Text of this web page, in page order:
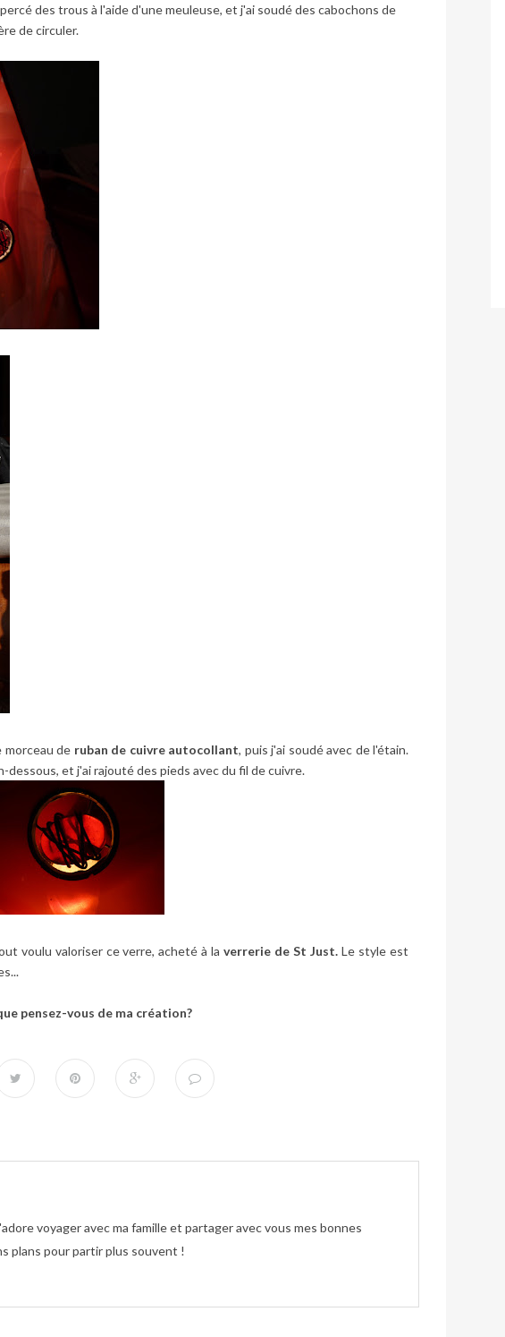
des trous à l'aide d'une meuleuse, et j'ai soudé des cabochons de
de circuler.
morceau de ruban de cuivre autocollant, puis j'ai soudé avec de l'étain.
dessous, et j'ai rajouté des pieds avec du fil de cuivre.
voulu valoriser ce verre, acheté à laverrerie de St Just.Le style est
pensez-vous de ma création?
voyager avec ma famille et partager avec vous mes bonnes
plans pour partir plus souvent !